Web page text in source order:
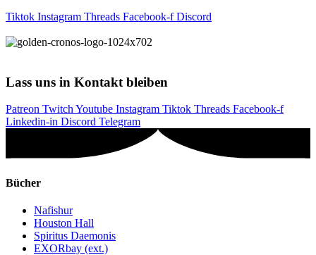
Tiktok Instagram Threads Facebook-f Discord
Lass uns in Kontakt bleiben
Patreon Twitch Youtube Instagram Tiktok Threads Facebook-f
Linkedin-in Discord Telegram
Bücher
Nafishur
Houston Hall
Spiritus Daemonis
EXORbay (ext.)